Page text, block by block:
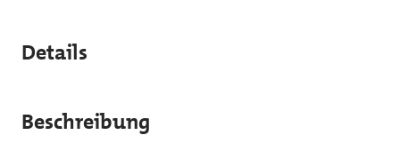
Details
Beschreibung